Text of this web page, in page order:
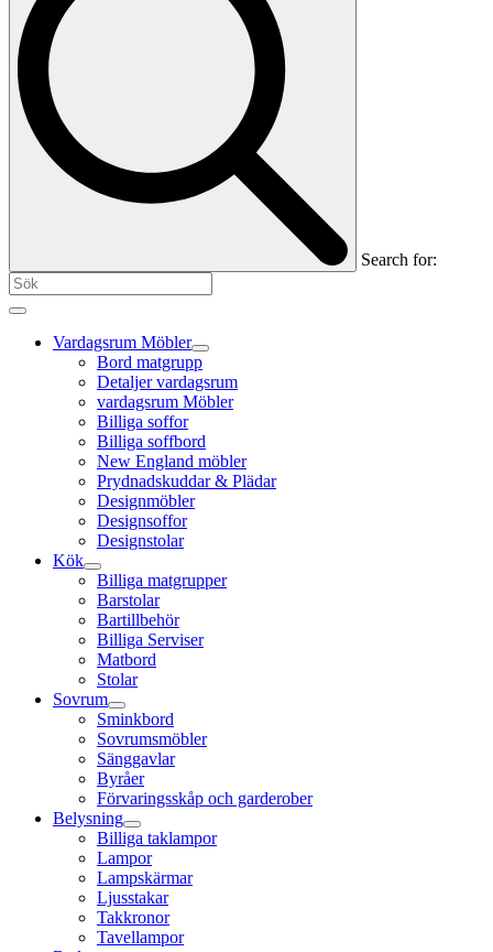
Search for:
Vardagsrum Möbler
Bord matgrupp
Detaljer vardagsrum
vardagsrum Möbler
Billiga soffor
Billiga soffbord
New England möbler
Prydnadskuddar & Plädar
Designmöbler
Designsoffor
Designstolar
Kök
Billiga matgrupper
Barstolar
Bartillbehör
Billiga Serviser
Matbord
Stolar
Sovrum
Sminkbord
Sovrumsmöbler
Sänggavlar
Byråer
Förvaringsskåp och garderober
Belysning
Billiga taklampor
Lampor
Lampskärmar
Ljusstakar
Takkronor
Tavellampor